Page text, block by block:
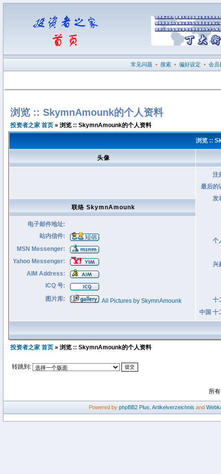
常见问题 • 搜索 • 偏好设定 • 会员
浏览 :: SkymnAmounk的个人资料
投资者之家 首页 » 浏览 :: SkymnAmounk的个人资料
浏览 ::
头像
注
最后的
发
个
兴
十
中国 十
联络 SkymnAmounk
电子邮件地址:
站内信件:
MSN Messenger:
Yahoo Messenger:
AIM Address:
ICQ 号:
图片库:
All Pictures by SkymnAmounk
投资者之家 首页 » 浏览 :: SkymnAmounk的个人资料
转跳到:
所
Powered by phpBB2 Plus Artikelverzeichnis and